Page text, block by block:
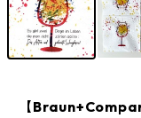
【